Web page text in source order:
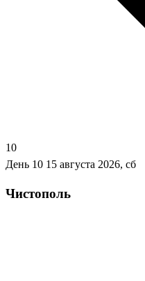
10
День 10 15 августа 2026, сб
Чистополь